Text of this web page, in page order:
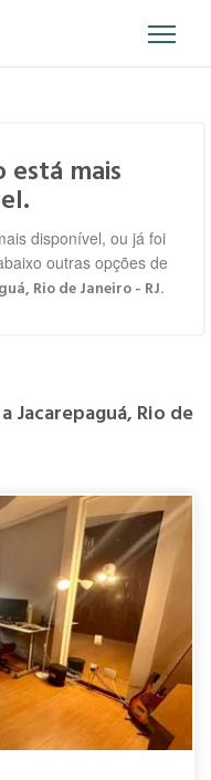
está mais
disponível, ou já foi
outras opções de
Rio de Janeiro - RJ.
Jacarepaguá, Rio de